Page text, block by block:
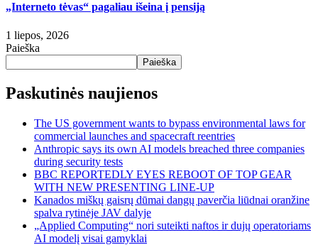
„Interneto tėvas“ pagaliau išeina į pensiją
1 liepos, 2026
Paieška
Paieška
Paskutinės naujienos
The US government wants to bypass environmental laws for
commercial launches and spacecraft reentries
Anthropic says its own AI models breached three companies
during security tests
BBC REPORTEDLY EYES REBOOT OF TOP GEAR
WITH NEW PRESENTING LINE-UP
Kanados miškų gaisrų dūmai dangų paverčia liūdnai oranžine
spalva rytinėje JAV dalyje
„Applied Computing“ nori suteikti naftos ir dujų operatoriams
AI modelį visai gamyklai